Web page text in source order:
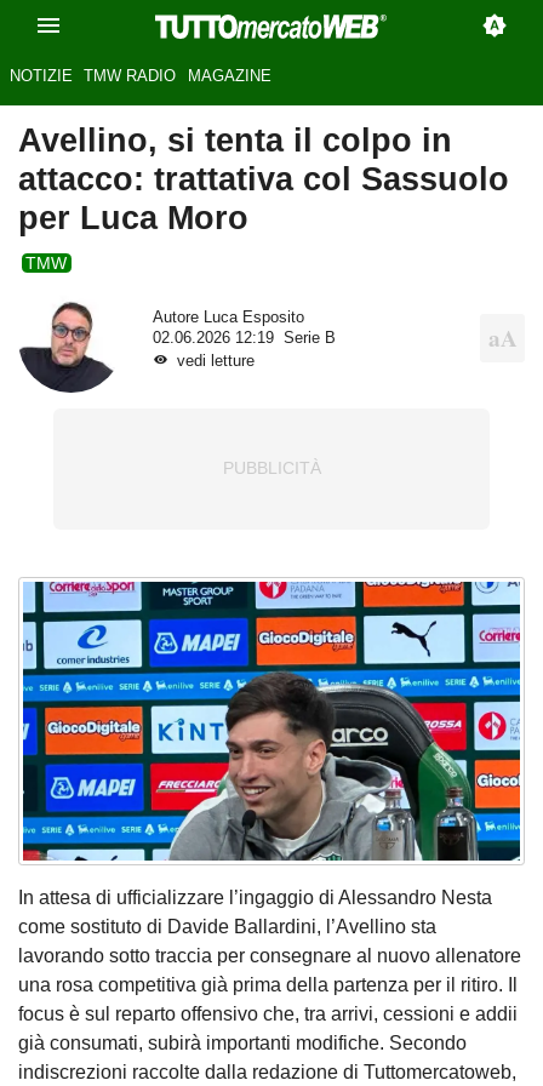
NOTIZIE TMW RADIO MAGAZINE
Avellino, si tenta il colpo in
attacco: trattativa col Sassuolo
per Luca Moro
TMW
Autore Luca Esposito
02.06.2026 12:19
Serie B
vedi letture
In attesa di ufficializzare l’ingaggio di Alessandro Nesta
come sostituto di Davide Ballardini, l’Avellino sta
lavorando sotto traccia per consegnare al nuovo allenatore
una rosa competitiva già prima della partenza per il ritiro. Il
focus è sul reparto offensivo che, tra arrivi, cessioni e addii
già consumati, subirà importanti modifiche. Secondo
indiscrezioni raccolte dalla redazione di Tuttomercatoweb,